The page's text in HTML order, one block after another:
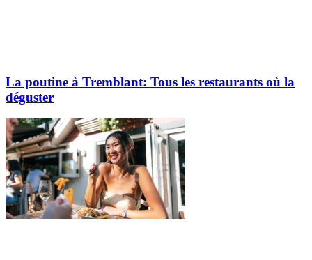
La poutine à Tremblant: Tous les restaurants où la
déguster